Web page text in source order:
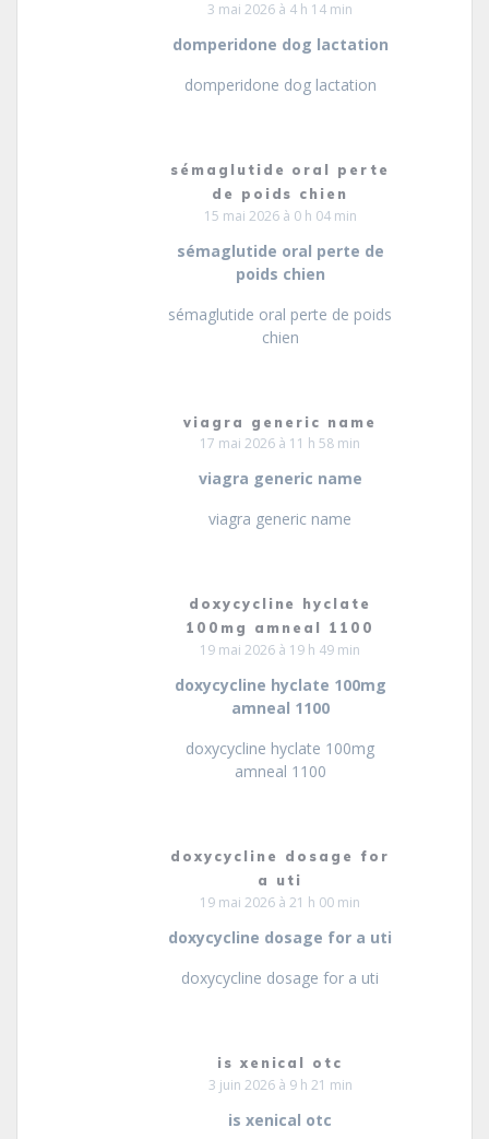
3 mai 2026 à 4 h 14 min
domperidone dog lactation
domperidone dog lactation
sémaglutide oral perte
de poids chien
15 mai 2026 à 0 h 04 min
sémaglutide oral perte de
poids chien
sémaglutide oral perte de poids
chien
viagra generic name
17 mai 2026 à 11 h 58 min
viagra generic name
viagra generic name
doxycycline hyclate
100mg amneal 1100
19 mai 2026 à 19 h 49 min
doxycycline hyclate 100mg
amneal 1100
doxycycline hyclate 100mg
amneal 1100
doxycycline dosage for
a uti
19 mai 2026 à 21 h 00 min
doxycycline dosage for a uti
doxycycline dosage for a uti
is xenical otc
3 juin 2026 à 9 h 21 min
is xenical otc